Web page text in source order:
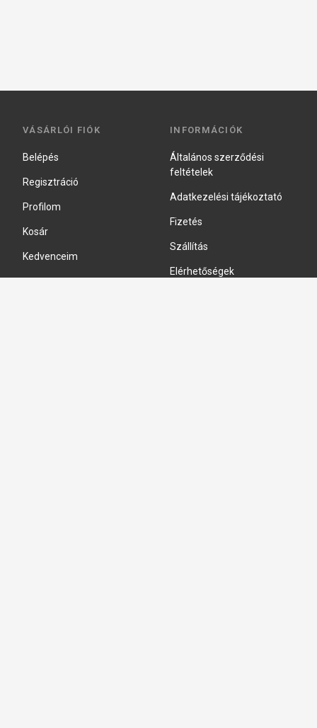
VÁSÁRLÓI FIÓK
Belépés
Regisztráció
Profilom
Kosár
Kedvenceim
INFORMÁCIÓK
Általános szerződési
feltételek
Adatkezelési tájékoztató
Fizetés
Szállítás
Elérhetőségek